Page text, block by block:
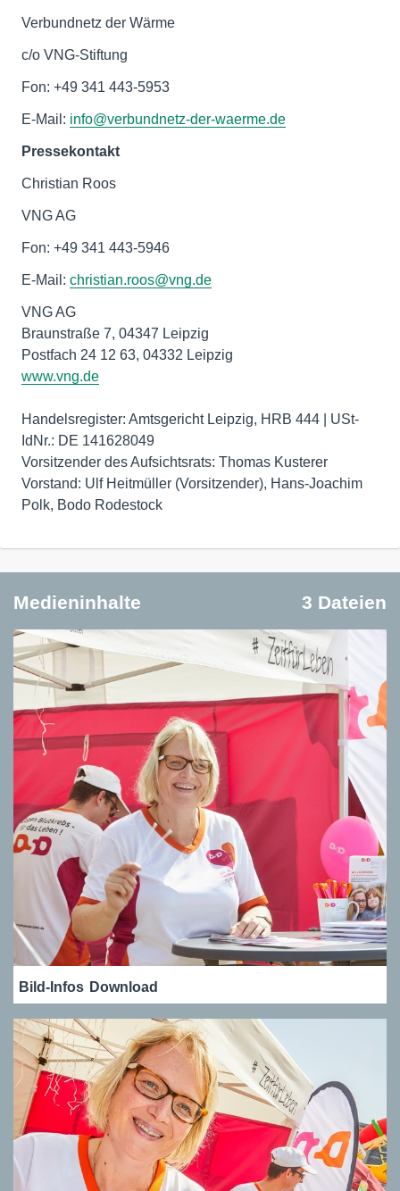
Verbundnetz der Wärme
c/o VNG-Stiftung
Fon: +49 341 443-5953
E-Mail: info@verbundnetz-der-waerme.de
Pressekontakt
Christian Roos
VNG AG
Fon: +49 341 443-5946
E-Mail: christian.roos@vng.de
VNG AG
Braunstraße 7, 04347 Leipzig
www.vng.de
Handelsregister: Amtsgericht Leipzig, HRB 444 | USt-
IdNr.: DE 141628049
Vorsitzender des Aufsichtsrats: Thomas Kusterer
Vorstand: Ulf Heitmüller (Vorsitzender), Hans-Joachim
Polk, Bodo Rodestock
Medieninhalte 3 Dateien
Bild-Infos Download